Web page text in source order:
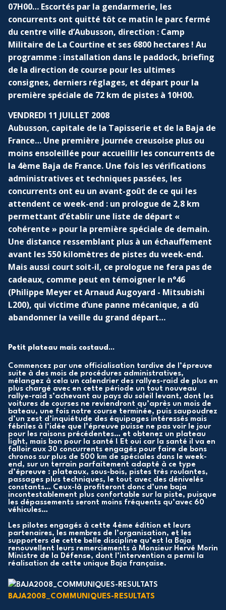
07H00… Escortés par la gendarmerie, les
concurrents ont quitté tôt ce matin le parc fermé
du centre ville d’Aubusson, direction : Camp
Militaire de La Courtine et ses 6800 hectares ! Au
programme : installation dans le paddock, briefing
de la direction de course pour les ultimes
consignes, derniers réglages, et départ pour la
première spéciale de 72 km de pistes à 10H00.
VENDREDI 11 JUILLET 2008
Aubusson, capitale de la Tapisserie et de la Baja de
France… Une première journée creusoise plus ou
moins ensoleillée pour accueillir les concurrents de
la 4ème Baja de France. Une fois les vérifications
administratives et techniques passées, les
concurrents ont eu un avant-goût de ce qui les
attendent ce week-end : un prologue de 2,8 km
permettant d’établir une liste de départ «
cohérente » pour la première spéciale de demain.
Une distance ressemblant plus à un échauffement
avant les 550 kilomètres de pistes du week-end.
Mais aussi court soit-il, ce prologue ne fera pas de
cadeaux, comme peut en témoigner le n°46
(Philippe Meyer et Arnaud Augoyard - Mitsubishi
L200), qui victime d’une panne mécanique, a dû
abandonner la veille du grand départ…
Petit plateau mais costaud...
Commencez par une officialisation tardive de l’épreuve
suite à des mois de procédures administratives,
mélangez à cela un calendrier des rallyes-raid de plus en
plus chargé avec en cette période un tout nouveau
rallye-raid s’achevant au pays du soleil levant, dont les
voitures de courses ne reviendront qu’après un mois de
bateau, une fois notre course terminée, puis saupoudrez
d’un zest d’inquiétude des équipages intéressés mais
fébriles à l’idée que l’épreuve puisse ne pas voir le jour
pour les raisons précédentes… et obtenez un plateau
light, mais bon pour la santé ! Et oui car la santé il va en
falloir aux 30 concurrents engagés pour faire de bons
chronos sur plus de 500 km de spéciales dans le week-
end, sur un terrain parfaitement adapté à ce type
d’épreuve : plateaux, sous-bois, pistes très roulantes,
passages plus techniques, le tout avec des dénivelés
constants… Ceux-là profiteront donc d’une baja
incontestablement plus confortable sur la piste, puisque
les dépassements seront moins fréquents qu’avec 60
véhicules…
Les pilotes engagés à cette 4ème édition et leurs
partenaires, les membres de l’organisation, et les
supporters de cette belle discipline qu’est la Baja
renouvellent leurs remerciements à Monsieur Hervé Morin
Ministre de la Défense, dont l’intervention a permi la
réalisation de cette unique Baja française.
BAJA2008_COMMUNIQUES-RESULTATS